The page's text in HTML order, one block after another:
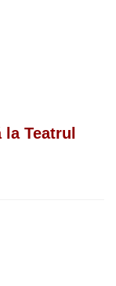
la Teatrul